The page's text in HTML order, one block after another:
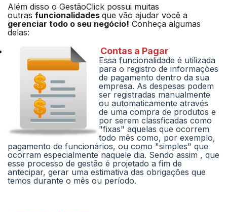
Além disso o GestãoClick possui muitas
outras funcionalidades que vão ajudar você a
gerenciar todo o seu negócio! Conheça algumas
delas:
Contas a Pagar
Essa funcionalidade é utilizada
para o registro de informações
de pagamento dentro da sua
empresa. As despesas podem
ser registradas manualmente
ou automaticamente através
de uma compra de produtos e
por serem classficadas como
"fixas" aquelas que ocorrem
todo mês como, por exemplo,
pagamento de funcionários, ou como "simples" que
ocorram especialmente naquele dia. Sendo assim , que
esse processo de gestão é projetado a fim de
antecipar, gerar uma estimativa das obrigações que
temos durante o mês ou período.